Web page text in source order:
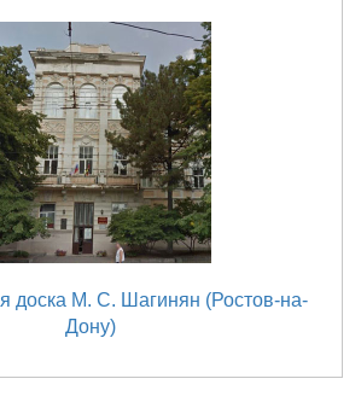
доска М. С. Шагинян (Ростов-на-
Дону)